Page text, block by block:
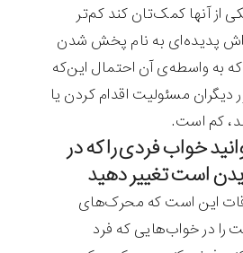
از آنها کمک‌تان کند کم‌تر
پدیده‌ای به نام پخش شدن
به واسطه‌ی آن احتمال این‌که
مسئولیت اقدام کردن یا
کم است.
خواب فردی را که در
است تغییر دهید
این است که محرک‌های
را در خواب‌هایی که فرد